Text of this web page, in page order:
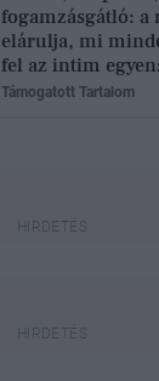
fogamzásgátló: a
elárulja, mi
fel az intim
Támogatott Tartalom